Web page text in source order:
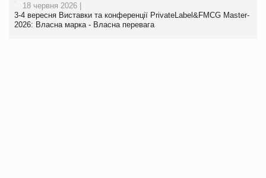
18 червня 2026 |
3-4 вересня Виставки та конференції PrivateLabel&FMCG Master-
2026: Власна марка - Власна перевага